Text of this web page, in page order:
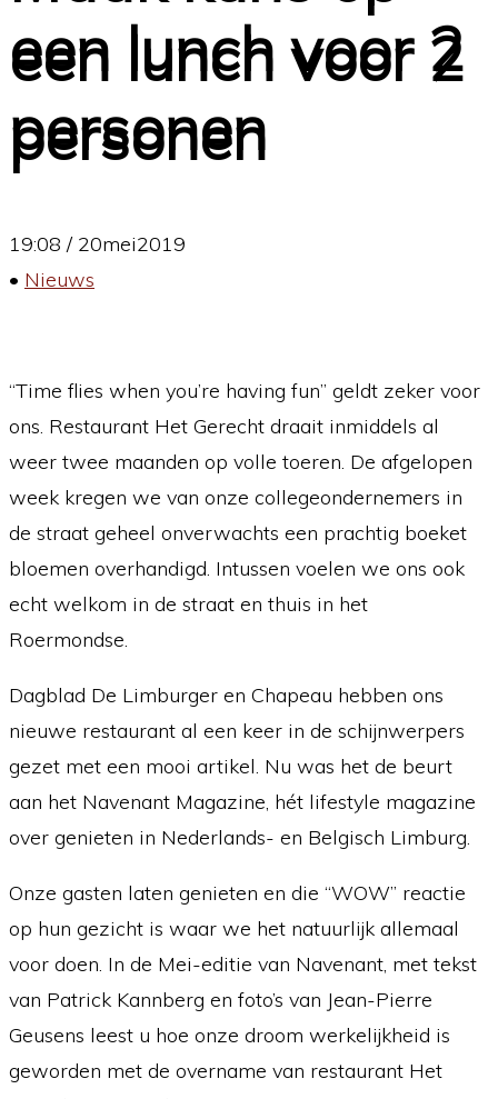
een lunch voor 2
personen
een lunch voor 2
personen
19:08 / 20mei2019
• Nieuws
“Time flies when you’re having fun” geldt zeker voor
ons. Restaurant Het Gerecht draait inmiddels al
weer twee maanden op volle toeren. De afgelopen
week kregen we van onze collegeondernemers in
de straat geheel onverwachts een prachtig boeket
bloemen overhandigd. Intussen voelen we ons ook
echt welkom in de straat en thuis in het
Roermondse.
Dagblad De Limburger en Chapeau hebben ons
nieuwe restaurant al een keer in de schijnwerpers
gezet met een mooi artikel. Nu was het de beurt
aan het Navenant Magazine, hét lifestyle magazine
over genieten in Nederlands- en Belgisch Limburg.
Onze gasten laten genieten en die “WOW” reactie
op hun gezicht is waar we het natuurlijk allemaal
voor doen. In de Mei-editie van Navenant, met tekst
van Patrick Kannberg en foto’s van Jean-Pierre
Geusens leest u hoe onze droom werkelijkheid is
geworden met de overname van restaurant Het